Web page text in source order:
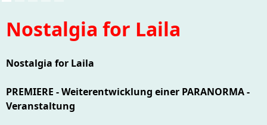
Nostalgia for Laila
Nostalgia for Laila
PREMIERE - Weiterentwicklung einer PARANORMA -
Veranstaltung